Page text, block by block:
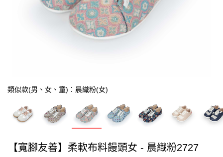
類似款(男、女、童)：晨織粉(女)
【寬腳友善】柔軟布料饅頭女 - 晨織粉2727